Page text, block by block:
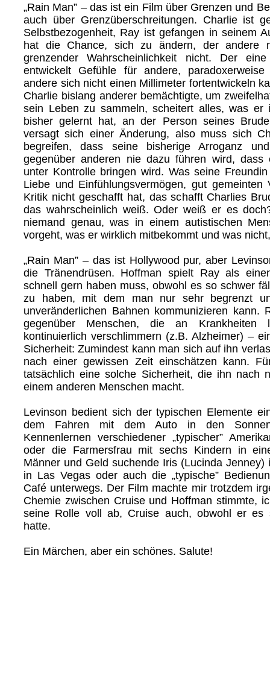
„Rain Man” – das ist ein Film über Grenzen und
auch über Grenzüberschreitungen. Charlie ist
Selbstbezogenheit, Ray ist gefangen in seinem
hat die Chance, sich zu ändern, der andere
grenzender Wahrscheinlichkeit nicht. Der
entwickelt Gefühle für andere,
andere sich nicht einen Millimeter fortentwickeln
Charlie bislang anderer bemächtigte, um
sein Leben zu sammeln, scheitert alles, was er
bisher gelernt hat, an der Person seines
versagt sich einer Änderung, also muss sich
begreifen, dass seine bisherige Arroganz
gegenüber anderen nie dazu führen wird, dass
unter Kontrolle bringen wird. Was seine
Liebe und Einfühlungsvermögen, gut gemeinten
Kritik nicht geschafft hat, das schafft Charlies
das wahrscheinlich weiß. Oder weiß er es
niemand genau, was in einem autistischen
vorgeht, was er wirklich mitbekommt und was
„Rain Man” – das ist Hollywood pur, aber
die Tränendrüsen. Hoffman spielt Ray als
schnell gern haben muss, obwohl es so schwer
zu haben, mit dem man nur sehr begrenzt
unveränderlichen Bahnen kommunizieren kann.
gegenüber Menschen, die an Krankheiten
kontinuierlich verschlimmern (z.B. Alzheimer) –
Sicherheit: Zumindest kann man sich auf ihn
nach einer gewissen Zeit einschätzen kann.
tatsächlich eine solche Sicherheit, die ihn nach
einem anderen Menschen macht.
Levinson bedient sich der typischen Elemente
dem Fahren mit dem Auto in den
Kennenlernen verschiedener „typischer”
oder die Farmersfrau mit sechs Kindern in
Männer und Geld suchende Iris (Lucinda Jenney)
in Las Vegas oder auch die „typische”
Café unterwegs. Der Film machte mir trotzdem
Chemie zwischen Cruise und Hoffman stimmte,
seine Rolle voll ab, Cruise auch, obwohl er es
hatte.
Ein Märchen, aber ein schönes. Salute!